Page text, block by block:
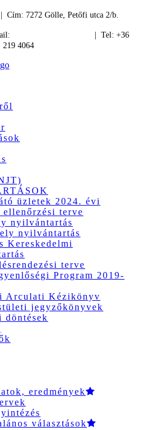
| Cím: 7272 Gölle, Petőfi utca 2/b.
| Tel: +36
4064
üzletek 2024. évi
ellenőrzési terve
nyilvántartás
nyilvántartás
Kereskedelmi
terve
Program 2019-
Arculati Kézikönyv
jegyzőkönyvek
döntések
eredmények
választások